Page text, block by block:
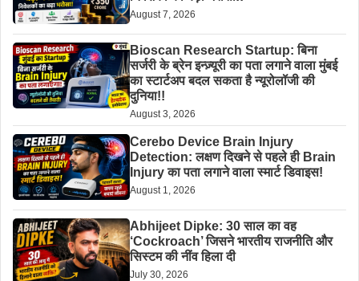
August 7, 2026
Bioscan Research Startup: बिना
सर्जरी के ब्रेन इन्ज़्यूरी का पता लगाने वाला मुंबई
का स्टार्टअप बदल सकता है न्यूरोलॉजी की
दुनिया!!
August 3, 2026
Cerebo Device Brain Injury
Detection: लक्षण दिखने से पहले ही Brain
Injury का पता लगाने वाला स्मार्ट डिवाइस!
August 1, 2026
Abhijeet Dipke: 30 साल का वह
‘Cockroach’ जिसने भारतीय राजनीति और
सिस्टम की नींव हिला दी
July 30, 2026